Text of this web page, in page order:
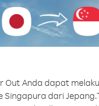
Out Anda dapat
Singapura dari Jepang.